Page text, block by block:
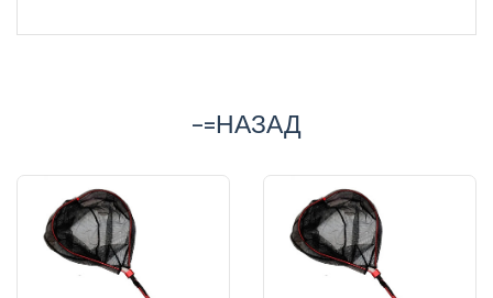
-=НАЗАД